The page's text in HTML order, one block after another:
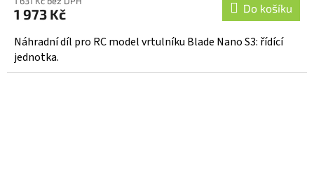
1 973 Kč Do košíku
Náhradní díl pro RC model vrtulníku Blade Nano S3: řídící
jednotka.